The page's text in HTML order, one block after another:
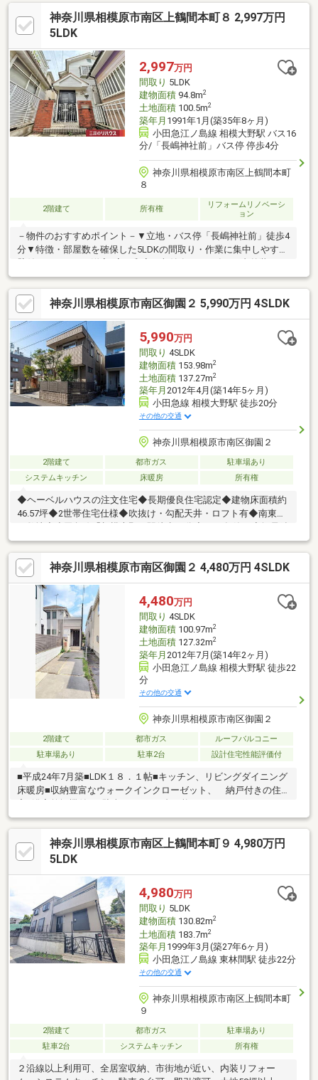
神奈川県相模原市南区上鶴間本町８ 2,997万円
5LDK
2,997万円
間取り 5LDK
建物面積94.8m2
土地面積100.5m2
築年月 1991年1月(築35年8ヶ月)
小田急江ノ島線 相模大野駅 バス16
分/「長嶋神社前」バス停 停歩4分
神奈川県相模原市南区上鶴間本町
８
2階建て 所有権
リフォームリノベーシ
ョン
－物件のおすすめポイント－▼立地・バス停「長嶋神社前」徒歩4
分▼特徴・部屋数を確保した5LDKの間取り・作業に集中しやすい
壁付けキッチン・洋室3室・和室に収納有▼2026年8月内外装リフ
ォーム内容【交換】キッチン、浴室、トイレ、床材クロス 等【そ
の他】屋根・外壁塗装、ハウスクリーニング 他▼周辺環境・相模
原市立鶴園小学校 徒歩6分(約440m)・クリエイトエス・ディー相
模原上鶴間店 徒歩8分(約580m)・中和田天神上公園 徒歩5分(約
380m)■ ご希望の住まい探しをお手伝いします ━━━━━・・・
物件の詳細・ご相談はお気軽にお問い合わせください。
神奈川県相模原市南区御園２ 5,990万円 4SLDK
5,990万円
間取り 4SLDK
建物面積153.98m2
土地面積137.27m2
築年月 2012年4月(築14年5ヶ月)
小田急線 相模大野駅 徒歩20分
その他の交通
神奈川県相模原市南区御園２
2階建て 都市ガス
駐車場あり
システムキッチン
床暖房 所有権
◆ヘーベルハウスの注文住宅◆長期優良住宅認定◆建物床面積約
46.57坪◆2世帯住宅仕様◆吹抜け・勾配天井・ロフト有◆南東向
骨造◆勾配天井および吹抜けあり本物件を担当しております若杉
（わかすぎ）と申します。ご見学のご希望や詳細な資料の送付に
つきまして、また、資金計画等ご不明点はお気軽にご相談くださ
い。皆様からのお問合せ、心よりお待ち申し上げます。通話料無
料：0120-148-411
神奈川県相模原市南区御園２ 4,480万円 4SLDK
4,480万円
間取り 4SLDK
建物面積100.97m2
土地面積127.32m2
築年月 2012年7月(築14年2ヶ月)
小田急江ノ島線 相模大野駅 徒歩22
分
その他の交通
神奈川県相模原市南区御園２
2階建て 都市ガス
ルーフバルコニー
駐車場あり
駐車2台 設計住宅性能評価付
■平成24年7月築■LDK１８．１帖■キッチン、リビングダイニング
床暖房■収納豊富なウォークインクローゼット、 納戸付きの住
宅■浴室乾燥機付き■駐車スペース2台可能
神奈川県相模原市南区上鶴間本町９ 4,980万円
5LDK
4,980万円
間取り 5LDK
建物面積130.82m2
土地面積183.7m2
築年月 1999年3月(築27年6ヶ月)
小田急江ノ島線 東林間駅 徒歩22分
その他の交通
神奈川県相模原市南区上鶴間本町
９
2階建て 都市ガス
駐車場あり
駐車2台
システムキッチン 所有権
２沿線以上利用可、全居室収納、市街地が近い、内装リフォー